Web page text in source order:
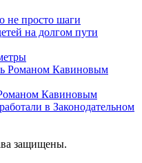
не просто шаги
на долгом пути
Романом Кавиновым
в Законодательном
защищены.